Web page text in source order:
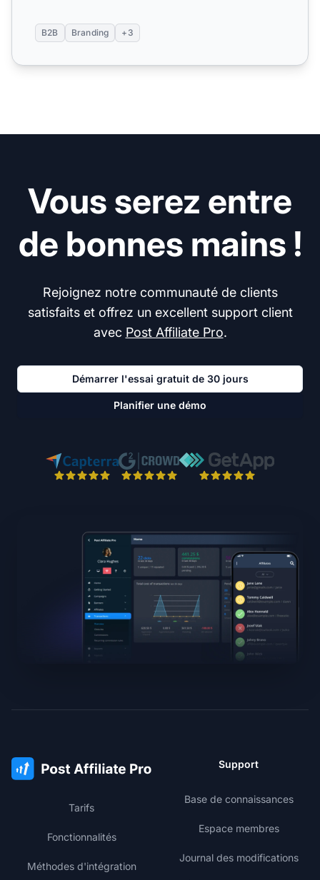
B2B Branding +3
Vous serez entre
de bonnes mains !
Rejoignez notre communauté de clients
satisfaits et offrez un excellent support client
avec Post Affiliate Pro.
Démarrer l'essai gratuit de 30 jours
Planifier une démo
Tarifs
Fonctionnalités
Méthodes d'intégration
Support
Base de connaissances
Espace membres
Journal des modifications